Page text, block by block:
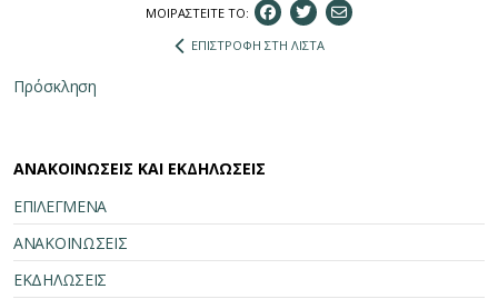
ΜΟΙΡΑΣΤEIΤΕ ΤΟ:
ΕΠΙΣΤΡΟΦΗ ΣΤΗ ΛΙΣΤΑ
Πρόσκληση
ΑΝΑΚΟΙΝΩΣΕΙΣ ΚΑΙ ΕΚΔΗΛΩΣΕΙΣ
ΕΠΙΛΕΓΜΕΝΑ
ΑΝΑΚΟΙΝΩΣΕΙΣ
ΕΚΔΗΛΩΣΕΙΣ